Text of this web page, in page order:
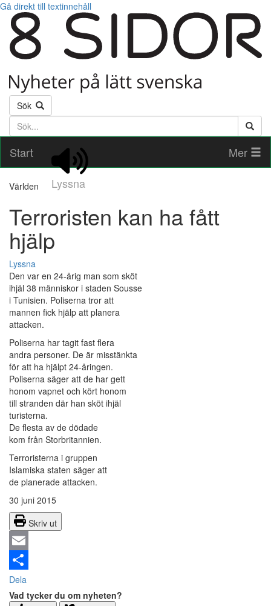
Gå direkt till textinnehåll
Sök
Söktext
Start
Lyssna
Mer
Världen
Terroristen kan ha fått
hjälp
Lyssna
Den var en 24-årig man som sköt
ihjäl 38 människor i staden Sousse
i Tunisien. Poliserna tror att
mannen fick hjälp att planera
attacken.
Poliserna har tagit fast flera
andra personer. De är misstänkta
för att ha hjälpt 24-åringen.
Poliserna säger att de har gett
honom vapnet och kört honom
till stranden där han sköt ihjäl
turisterna.
De flesta av de dödade
kom från Storbritannien.
Terroristerna i gruppen
Islamiska staten säger att
de planerade attacken.
30 juni 2015
Skriv ut
Email
Dela
Vad tycker du om nyheten?